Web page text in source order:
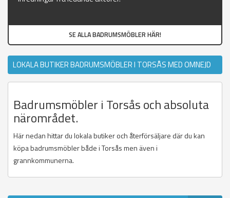
SE ALLA BADRUMSMÖBLER HÄR!
LOKALA BUTIKER BADRUMSMÖBLER I TORSÅS MED OMNEJD
Badrumsmöbler i Torsås och absoluta
närområdet.
Här nedan hittar du lokala butiker och återförsäljare där du kan
köpa badrumsmöbler både i Torsås men även i
grannkommunerna.